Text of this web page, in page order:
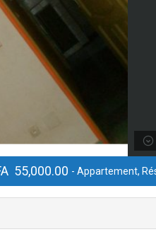
55,000.00 - Appartement,